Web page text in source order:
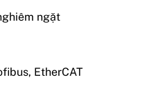
ngặt
EtherCAT